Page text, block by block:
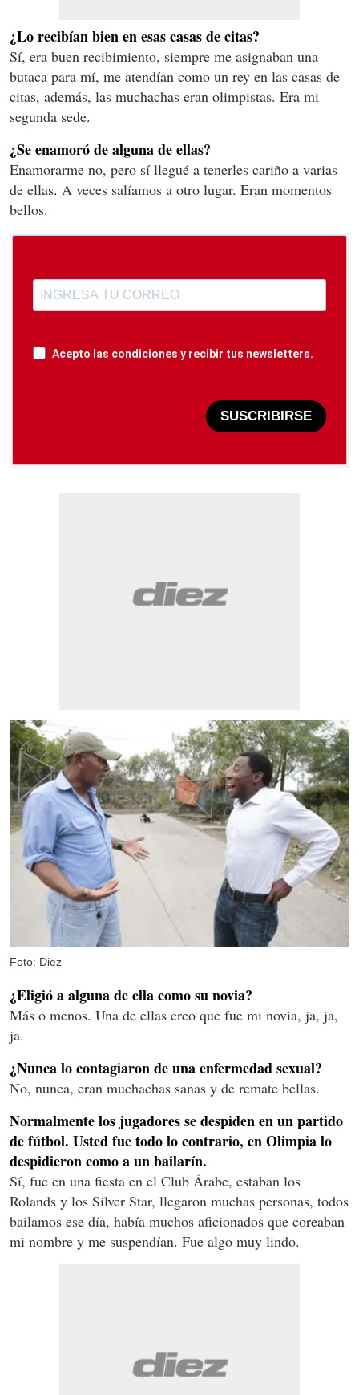
¿Lo recibían bien en esas casas de citas?
Sí, era buen recibimiento, siempre me asignaban una
butaca para mí, me atendían como un rey en las casas de
citas, además, las muchachas eran olimpistas. Era mi
segunda sede.
¿Se enamoró de alguna de ellas?
Enamorarme no, pero sí llegué a tenerles cariño a varias
de ellas. A veces salíamos a otro lugar. Eran momentos
bellos.
Acepto las condiciones y recibir tus newsletters.
SUSCRIBIRSE
Foto: Diez
¿Eligió a alguna de ella como su novia?
Más o menos. Una de ellas creo que fue mi novia, ja, ja,
ja.
¿Nunca lo contagiaron de una enfermedad sexual?
No, nunca, eran muchachas sanas y de remate bellas.
Normalmente los jugadores se despiden en un partido
de fútbol. Usted fue todo lo contrario, en Olimpia lo
despidieron como a un bailarín.
Sí, fue en una fiesta en el Club Árabe, estaban los
Rolands y los Silver Star, llegaron muchas personas, todos
bailamos ese día, había muchos aficionados que coreaban
mi nombre y me suspendían. Fue algo muy lindo.